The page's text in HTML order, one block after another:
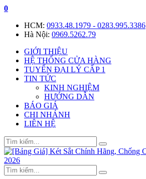
0
HCM: 0933.48.1979 - 0283.995.3386
Hà Nội: 0969.5262.79
GIỚI THIỆU
HỆ THỐNG CỬA HÀNG
TUYỂN ĐẠI LÝ CẤP 1
TIN TỨC
KINH NGHIỆM
HƯỚNG DẪN
BÁO GIÁ
CHI NHÁNH
LIÊN HỆ